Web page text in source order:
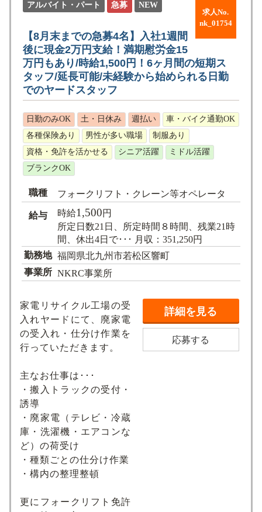
求人No.
nk_01754
アルバイト・パート 急募 NEW
【8月末までの急募4名】入社1週間
後に現金2万円支給！満期慰労金15
万円もあり/時給1,500円！6ヶ月間の短期ス
タッフ/延長可能/未経験から始められる日勤
でのヤードスタッフ
日勤のみOK 土・日休み 週払い
車・バイク通勤OK
各種保険あり
男性が多い職場
制服あり
資格・免許を活かせる
シニア活躍
ミドル活躍
ブランクOK
職種 フォークリフト・クレーン等オペレータ
給与 時給1,500円
所定日数21日、所定時間８時間、残業21時
間、休出4日で･･･ 月収：351,250円
勤務地 福岡県北九州市若松区響町
事業所 NKRC事業所
家電リサイクル工場の受
入れヤードにて、廃家電
の受入れ・仕分け作業を
行っていただきます。
主なお仕事は･･･
・搬入トラックの受付・
誘導
・廃家電（テレビ・冷蔵
庫・洗濯機・エアコンな
ど）の荷受け
・種類ごとの仕分け作業
・構内の整理整頓
更にフォークリフト免許
詳細を見る
応募する